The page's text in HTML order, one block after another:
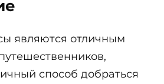
являются отличным
способ добраться